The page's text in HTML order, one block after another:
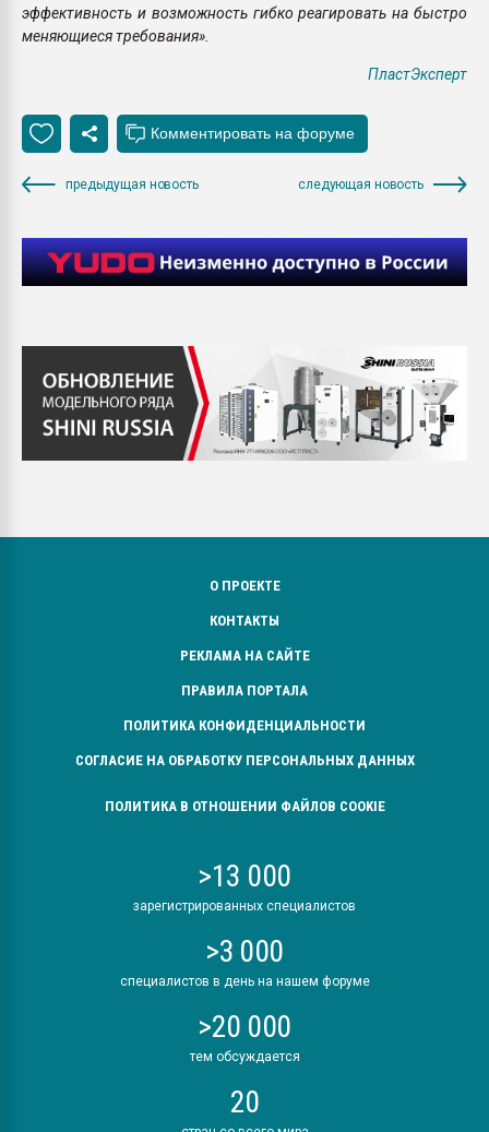
эффективность и возможность гибко реагировать на быстро
меняющиеся требования».
ПластЭксперт
предыдущая новость следующая новость
О ПРОЕКТЕ
КОНТАКТЫ
РЕКЛАМА НА САЙТЕ
ПРАВИЛА ПОРТАЛА
ПОЛИТИКА КОНФИДЕНЦИАЛЬНОСТИ
СОГЛАСИЕ НА ОБРАБОТКУ ПЕРСОНАЛЬНЫХ ДАННЫХ
ПОЛИТИКА В ОТНОШЕНИИ ФАЙЛОВ COOKIE
>13 000
зарегистрированных специалистов
>3 000
специалистов в день на нашем форуме
>20 000
тем обсуждается
20